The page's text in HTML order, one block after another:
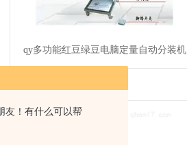
友！有什么可以帮
qy多功能红豆绿豆电脑定量自动分装机